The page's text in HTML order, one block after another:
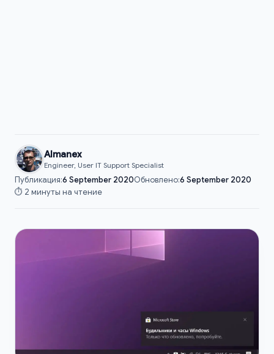
Almanex
Engineer, User IT Support Specialist
Публикация:6 September 2020Обновлено:6 September 2020
⏱️ 2 минуты на чтение